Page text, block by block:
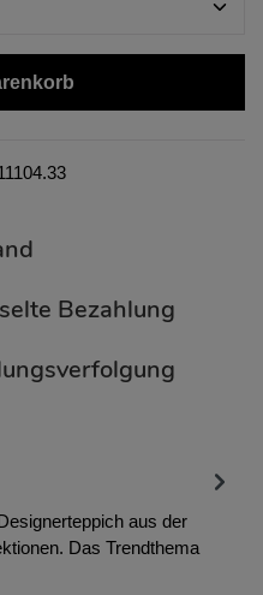
Bezahlung
aus der
Das Trendthema